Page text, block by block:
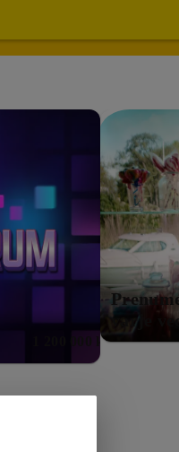
1 200 000 kr
varje